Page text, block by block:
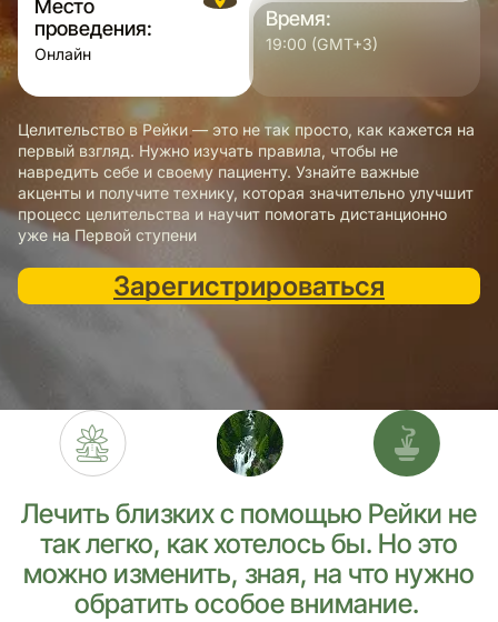
Целительство в Рейки — это не так просто, как кажется на
первый взгляд. Нужно изучать правила, чтобы не
навредить себе и своему пациенту. Узнайте важные
акценты и получите технику, которая значительно улучшит
процесс целительства и научит помогать дистанционно
уже на Первой ступени
Зарегистрироваться
Место
проведения:
Онлайн
Время:
19:00 (GMT+3)
Лечить близких с помощью Рейки не
так легко, как хотелось бы. Но это
можно изменить, зная, на что нужно
обратить особое внимание.